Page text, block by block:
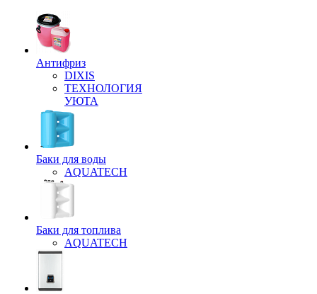
Антифриз
DIXIS
ТЕХНОЛОГИЯ
УЮТА
Баки для воды
AQUATECH
Баки для топлива
AQUATECH